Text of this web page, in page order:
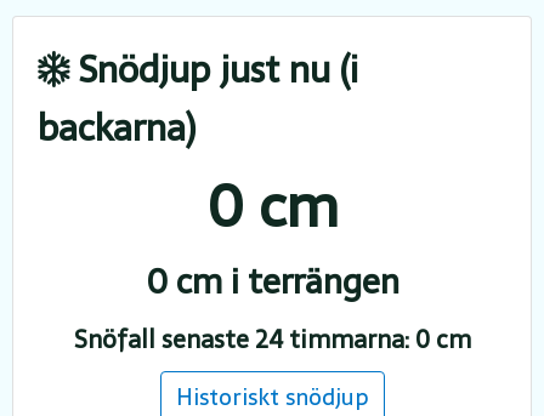
Snödjup just nu (i
backarna)
0 cm
0 cm i terrängen
Snöfall senaste 24 timmarna: 0 cm
Historiskt snödjup